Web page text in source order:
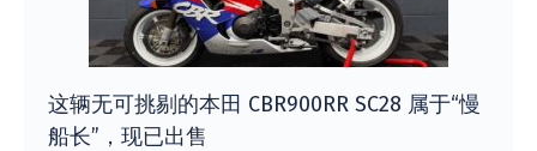
这辆无可挑剔的本田 CBR900RR SC28 属于“慢
船长”，现已出售